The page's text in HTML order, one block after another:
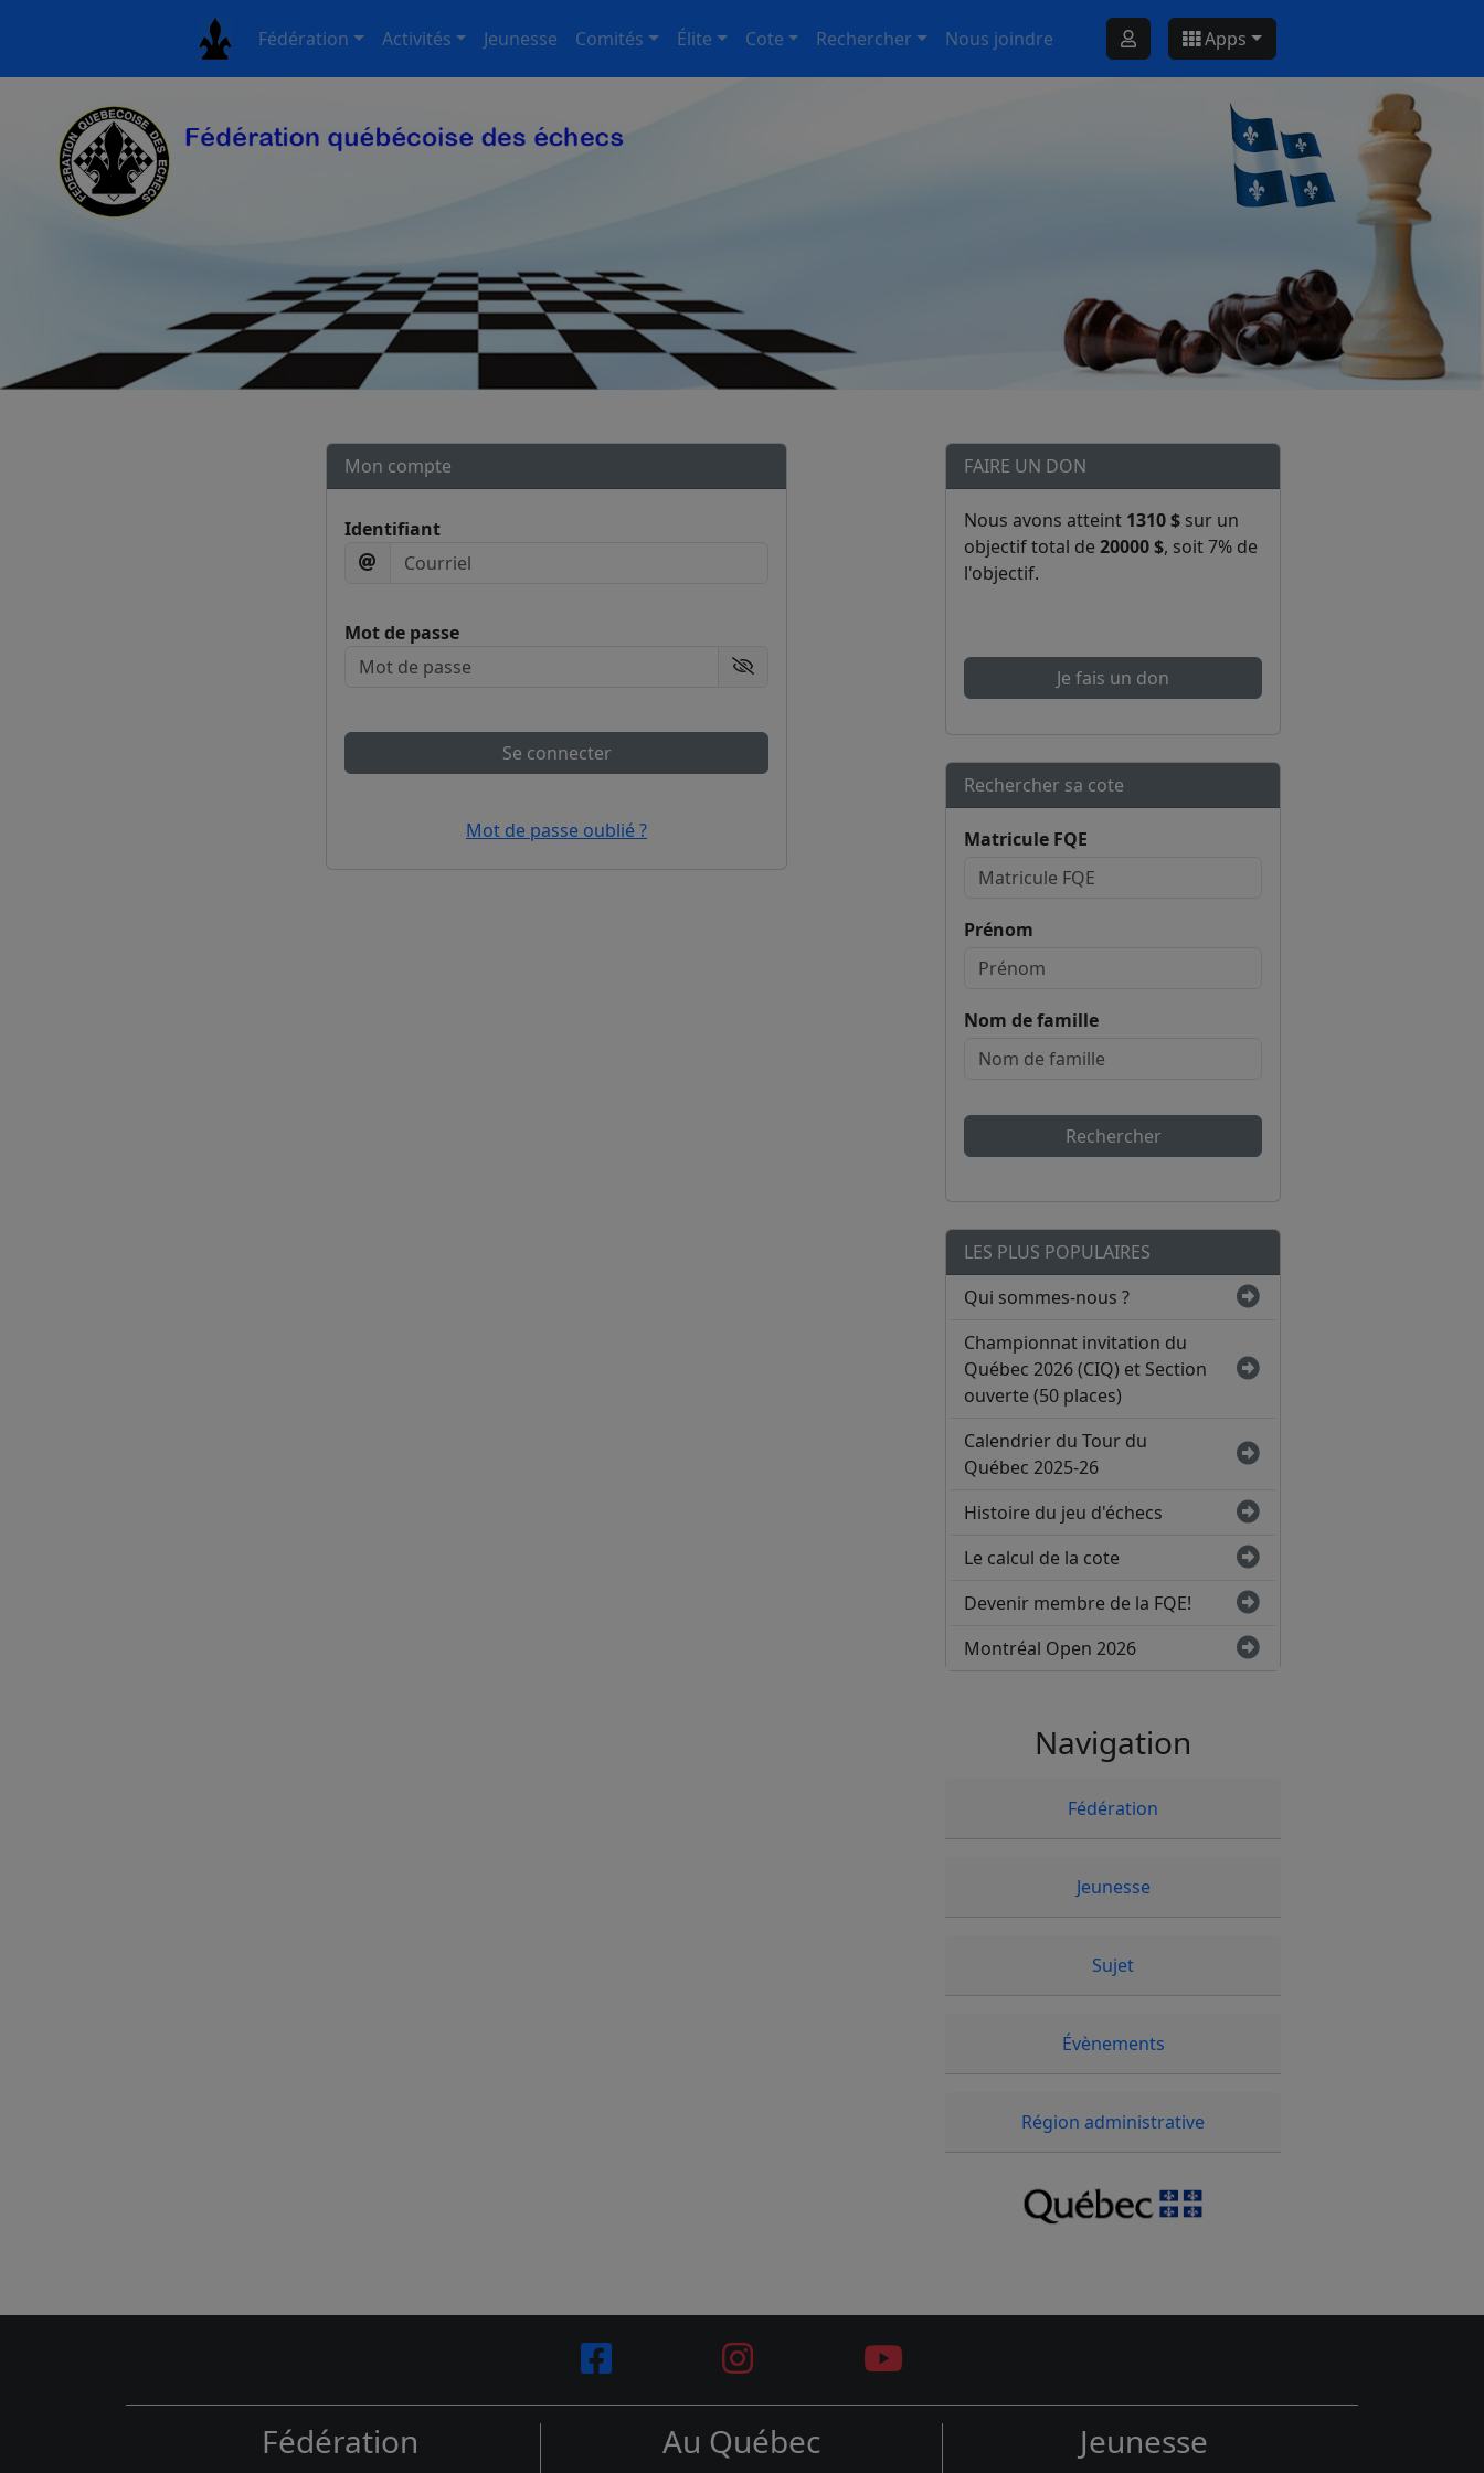
Fédération Activités Jeunesse Comités Élite Cote Rechercher Nous joindre Apps
Mon compte
Identifiant
Mot de passe
Afficher le mot de passe
Se connecter
Mot de passe oublié ?
FAIRE UN DON
Nous avons atteint 1310 $ sur un
objectif total de 20000 $, soit 7% de
l'objectif.
Je fais un don
Rechercher sa cote
Matricule FQE
Prénom
Nom de famille
Rechercher
LES PLUS POPULAIRES
Qui sommes-nous ?
Championnat invitation du
Québec 2026 (CIQ) et Section
ouverte (50 places)
Calendrier du Tour du
Québec 2025-26
Histoire du jeu d'échecs
Le calcul de la cote
Devenir membre de la FQE!
Montréal Open 2026
Navigation
Fédération
Jeunesse
Sujet
Évènements
Région administrative
Fédération Au Québec Jeunesse